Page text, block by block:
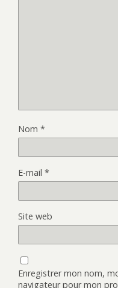
Nom *
E-mail *
Site web
Enregistrer mon nom,
navigateur pour mon